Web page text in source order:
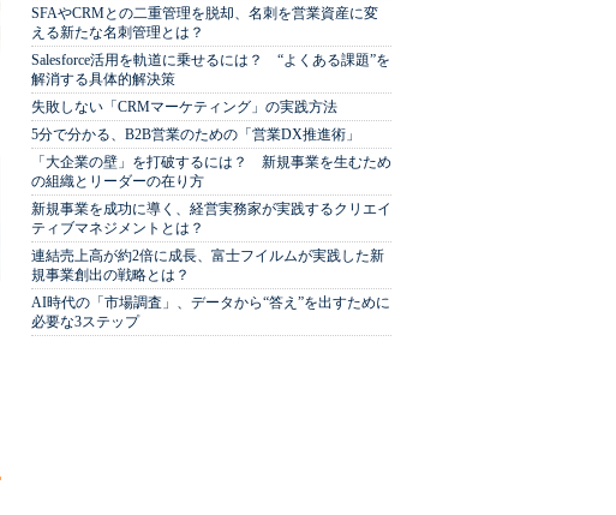
SFAやCRMとの二重管理を脱却、名刺を営業資産に変
える新たな名刺管理とは？
Salesforce活用を軌道に乗せるには？ “よくある課題”を
解消する具体的解決策
失敗しない「CRMマーケティング」の実践方法
5分で分かる、B2B営業のための「営業DX推進術」
「大企業の壁」を打破するには？ 新規事業を生むため
の組織とリーダーの在り方
新規事業を成功に導く、経営実務家が実践するクリエイ
ティブマネジメントとは？
連結売上高が約2倍に成長、富士フイルムが実践した新
規事業創出の戦略とは？
AI時代の「市場調査」、データから“答え”を出すために
必要な3ステップ